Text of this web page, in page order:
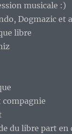
musicale :)
Dogmazic et
libre
compagnie
du libre part en